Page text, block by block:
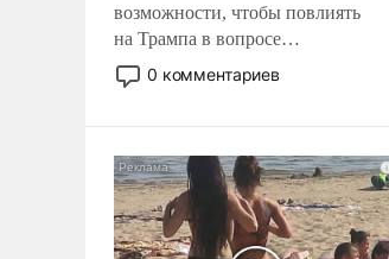
возможности, чтобы повлиять
на Трампа в вопросе
предоставления вооружений
своим нанимателям. Вероятно,
голову мысль: хорошо бы
продемонстрировать, что
Украина вступила в
вооруженное противостояние
0 комментариев